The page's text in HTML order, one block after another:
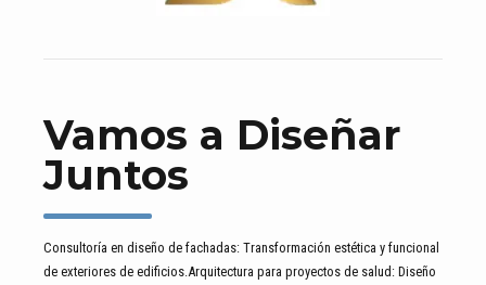
Vamos a Diseñar
Juntos
Consultoría en diseño de fachadas: Transformación estética y funcional
de exteriores de edificios.Arquitectura para proyectos de salud: Diseño